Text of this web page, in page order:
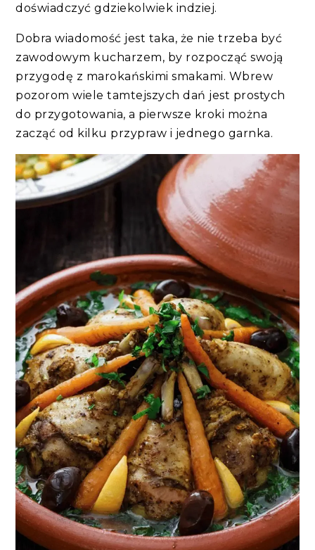
doświadczyć gdziekolwiek indziej.
Dobra wiadomość jest taka, że nie trzeba być
zawodowym kucharzem, by rozpocząć swoją
przygodę z marokańskimi smakami. Wbrew
pozorom wiele tamtejszych dań jest prostych
do przygotowania, a pierwsze kroki można
zacząć od kilku przypraw i jednego garnka.